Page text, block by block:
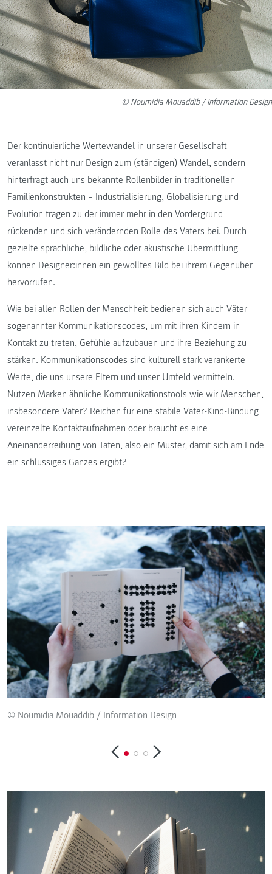
© Noumidia Mouaddib / Information Design
Der kontinuierliche Wertewandel in unserer Gesellschaft
veranlasst nicht nur Design zum (ständigen) Wandel, sondern
hinterfragt auch uns bekannte Rollenbilder in traditionellen
Familienkonstrukten – Industrialisierung, Globalisierung und
Evolution tragen zu der immer mehr in den Vordergrund
rückenden und sich verändernden Rolle des Vaters bei. Durch
gezielte sprachliche, bildliche oder akustische Übermittlung
können Designer:innen ein gewolltes Bild bei ihrem Gegenüber
hervorrufen.
Wie bei allen Rollen der Menschheit bedienen sich auch Väter
sogenannter Kommunikationscodes, um mit ihren Kindern in
Kontakt zu treten, Gefühle aufzubauen und ihre Beziehung zu
stärken. Kommunikationscodes sind kulturell stark verankerte
Werte, die uns unsere Eltern und unser Umfeld vermitteln.
Nutzen Marken ähnliche Kommunikationstools wie wir Menschen,
insbesondere Väter? Reichen für eine stabile Vater-Kind-Bindung
vereinzelte Kontaktaufnahmen oder braucht es eine
Aneinanderreihung von Taten, also ein Muster, damit sich am Ende
ein schlüssiges Ganzes ergibt?
© Noumidia Mouaddib / Information Design